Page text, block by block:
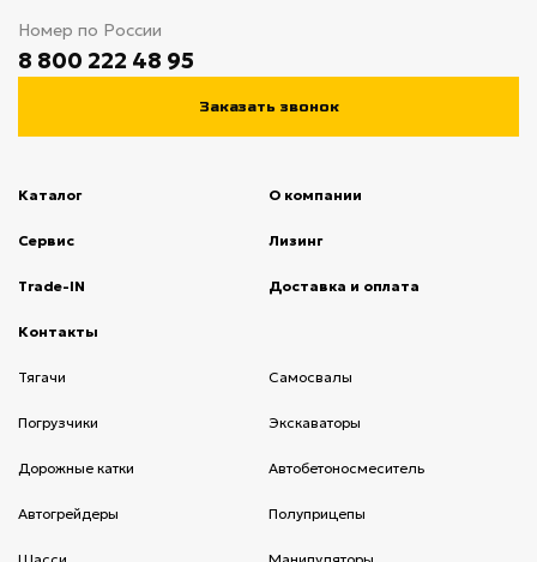
Номер по России
8 800 222 48 95
Заказать звонок
Каталог О компании
Сервис Лизинг(current)
Trade-IN Доставка и оплата
Контакты
Тягачи Cамосвалы
Погрузчики Экскаваторы
Дорожные катки Автобетоносмеситель
Автогрейдеры Полуприцепы